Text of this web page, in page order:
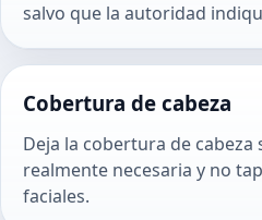
salvo que la autoridad
Cobertura de cabeza
Deja la cobertura de cabeza
realmente necesaria y no
faciales.